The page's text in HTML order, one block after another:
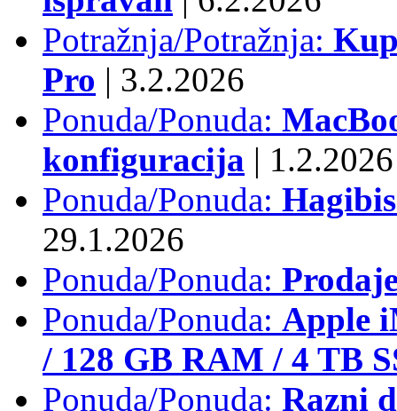
Potražnja/Potražnja:
Pro | 3.2.2026
Ponuda/Ponuda:
konfiguracija | 1.2.2026
Ponuda/Ponuda:
29.1.2026
Ponuda/Ponuda:
Ponuda/Ponuda: Apple
/ 128 GB RAM / 4 TB
Ponuda/Ponuda: Razni